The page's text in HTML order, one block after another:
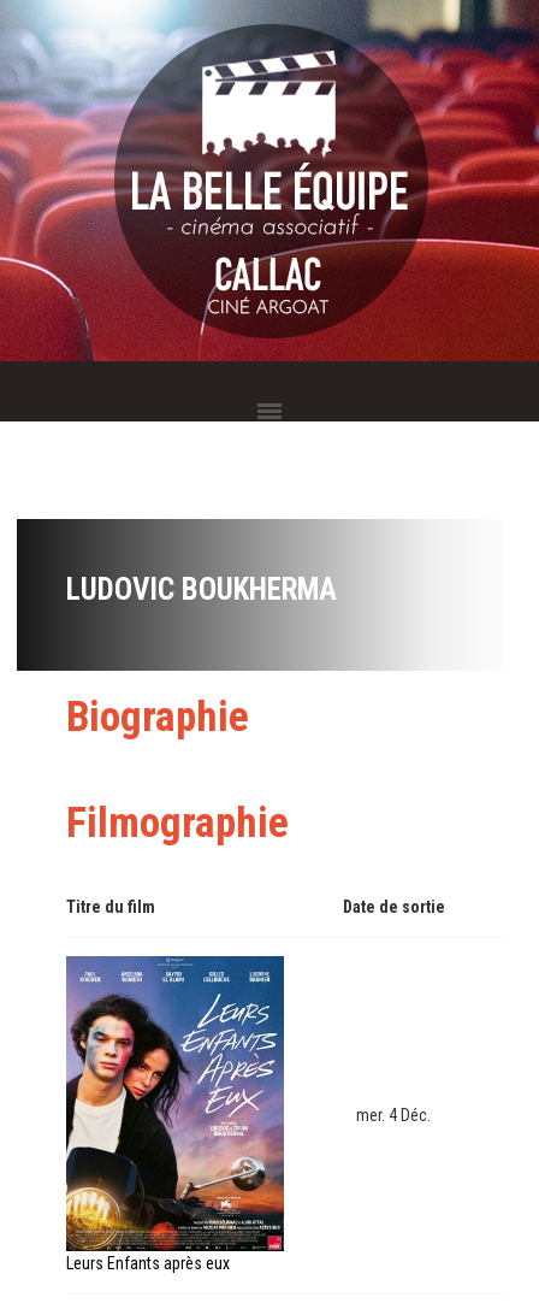
LUDOVIC BOUKHERMA
Biographie
Filmographie
Titre du film Date de sortie
Leurs Enfants après eux
mer. 4 Déc.